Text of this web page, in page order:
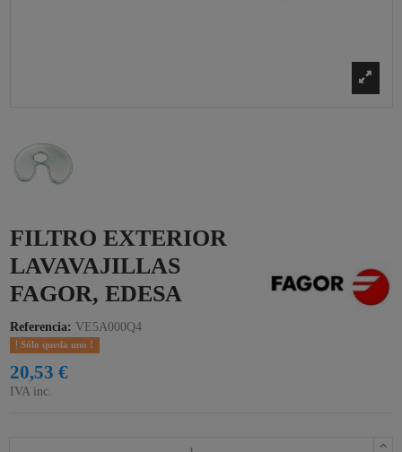
FILTRO EXTERIOR
LAVAVAJILLAS
FAGOR, EDESA
Referencia: VE5A000Q4
Sólo queda uno !
20,53 €
IVA inc.